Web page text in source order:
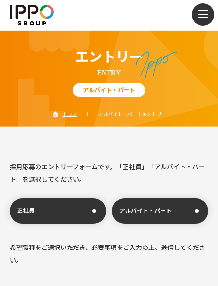
エントリー
ENTRY
アルバイト・パート
トップ｜アルバイト・パートエントリー
採用応募のエントリーフォームです。
「正社員」「アルバイト・パー
ト」を選択してください。
正社員 アルバイト・パート
希望職種をご選択いただき、必要事項をご入力の上、送信してくださ
い。